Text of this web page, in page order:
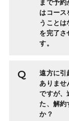
まで予
はコース
うこと
を完了さ
す。
遠方に引
ありませ
ですが、
た、解約
か？